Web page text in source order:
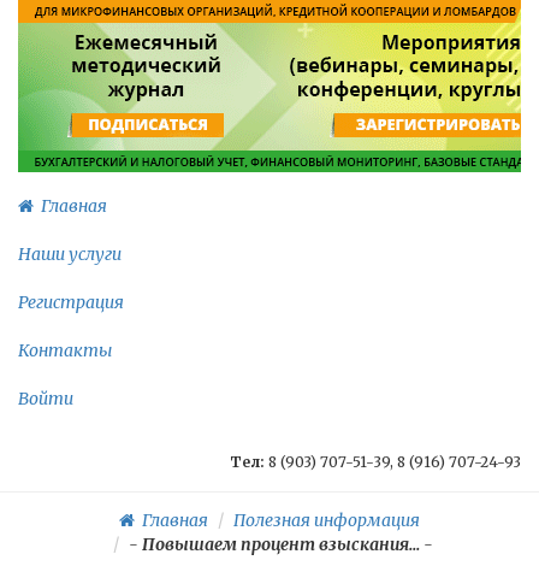
Главная
Наши услуги
Регистрация
Контакты
Войти
Тел: 8 (903) 707-51-39, 8 (916) 707-24-93
Главная
Полезная информация
- Повышаем процент взыскания...-